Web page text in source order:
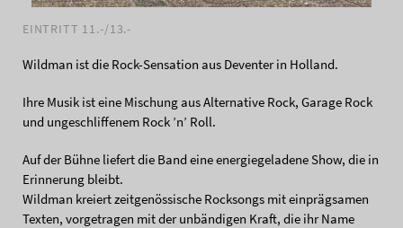
EINTRITT 11.-/13.-
Wildman ist die Rock-Sensation aus Deventer in Holland.
Ihre Musik ist eine Mischung aus Alternative Rock, Garage Rock
und ungeschliffenem Rock ’n’ Roll.
Auf der Bühne liefert die Band eine energiegeladene Show, die in
Erinnerung bleibt.
Wildman kreiert zeitgenössische Rocksongs mit einprägsamen
Texten, vorgetragen mit der unbändigen Kraft, die ihr Name